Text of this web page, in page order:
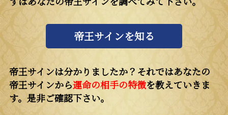
帝王サインを知る
帝王サインは分かりましたか？それではあなたの
帝王サインから運命の相手の特徴を教えていきま
す。是非ご確認下さい。